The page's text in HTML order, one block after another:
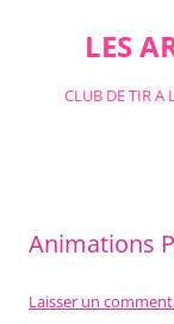
contenuLES
CLUB DE TIR A
Animations
Laisser un